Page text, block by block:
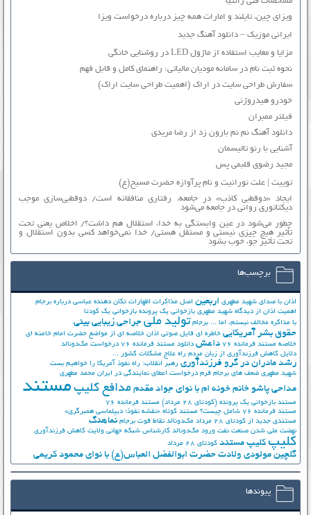
ویزای چین، تایلند و امارات همه چیز درباره درخواست ویزا
ایرانی موزیک – دانلود آهنگ جدید
مزایا و معایب استفاده از ماژول LED در روشنایی خانگی
نحوه ثبت نام در سامانه مودیان مالیاتی: راهنمای کامل و قابل فهم
سفارش طراحی سایت در اراک (اهمیت طراحی سایت اراک)
خودرو هیدروژنی
فیلتر ممبران
دانلود آهنگ نم نم بارون زد از رضا مریدی
آشنایی با رنو تالیسمان
مجید رضوی قلبمی پس
توییت | علت نورانیت و نام پرآوازه حضرت مسیح(ع)
ایجاد «دوقطبی کاذب» در جامعه، رفتاری منافقانه است/ دوقطبی‌سازی موجب
دیکتاتوری روانی در جامعه می‌شود
چطور می‌شود در عین وابستگی به خدا، استقلال هم داشت؟/ اخلاص یعنی تحت
تأثیر هیچ چیزی نیستی و مستقل هستی/ خدا نمی‌خواهد کسی بدون استقلال و
تحت تأثیر جوّ، خوب بشود
برچسب‌ها
اذان با صدای شهید مطهری اربعین اصل مذاکرات اظهارات تکان دهنده عباسی درباره برجام
اهمیت اذان از دیدگاه شهید مطهری بازخوانی یک پرونده بازخوانی یک کودتا
با مذاکره مخالف نیستم، اما ... برجام تولید ملی جراحی زیبایی بینی
حقوق بشر آمریکایی خاطره ای فایل صوتی اذان خلاصه ای از مواضع حضرت امام خامنه ای
خلاصه مستند فرمانده 76
داعش دانلود مستند فرمانده 76
درخواست مک‌دونالد
دلایل کاهش فرزندآوری از زبان مردم راه علاج مشکلات کشور ...
رشد مادران در گرو فرزندآوری رهبر انقلاب: راه نفوذ آمریکا را خواهیم بست
شهید مطهری ضعف های برجام فرم درخواست اعطای نمایندگی در ایران محمد مطهری
مداحی پاشو خانم خونه ام با نوای جواد مقدم مدافع کلیپ مستند
مستند بازخوانی یک پرونده (کودتای 28 مرداد)
مستند فرمانده 76
مستند فرمانده 76 شامل چیست؟
مستند کوتاه «نقشه نفوذ؛ دیپلماسی همبرگری»
مستندی جدید از کودتای 28 مرداد
مک‌دونالد نقاط قوت برجام نماهنگ
نهضت ملي شدن صنعت نفت ورود مک‌دونالد کارشناس شبکه جهانی ولایت کاهش فرزندآوری
کلیپ کلیپ مستند کودتای 28 مرداد
گلچین مولودی ولادت حضرت ابوالفضل العباس(ع) با نوای محمود کریمی
پیوندها